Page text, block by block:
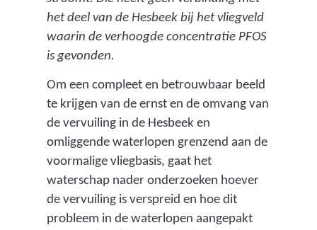
het deel van de Hesbeek bij het vliegveld
waarin de verhoogde concentratie PFOS
is gevonden.
Om een compleet en betrouwbaar beeld
te krijgen van de ernst en de omvang van
de vervuiling in de Hesbeek en
omliggende waterlopen grenzend aan de
voormalige vliegbasis, gaat het
waterschap nader onderzoeken hoever
de vervuiling is verspreid en hoe dit
probleem in de waterlopen aangepakt